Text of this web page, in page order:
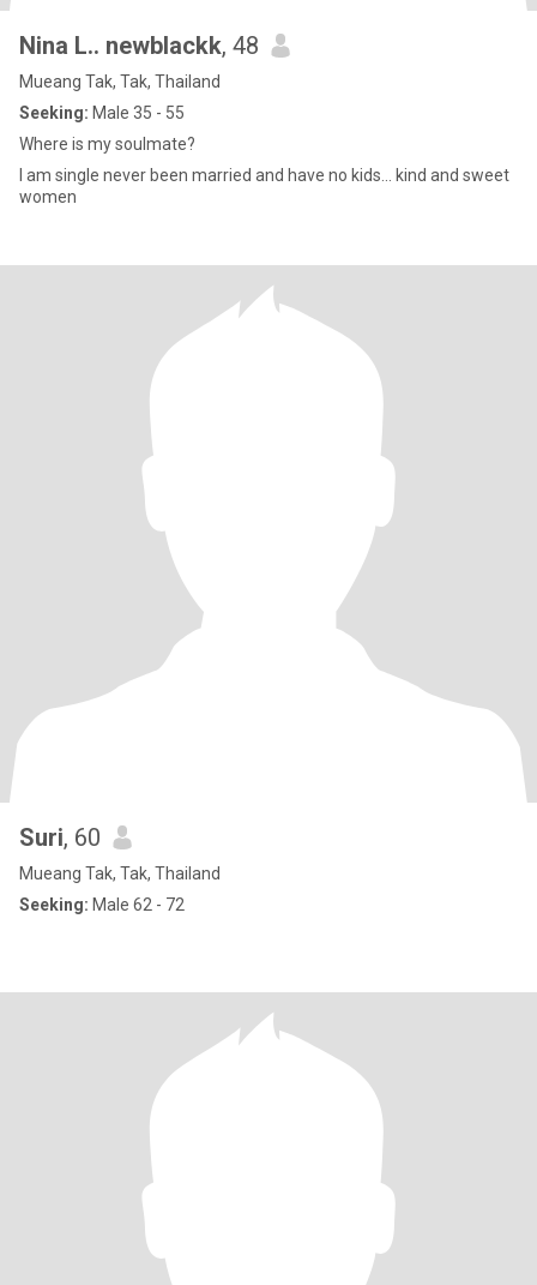
Nina L.. newblackk, 48
Mueang Tak, Tak, Thailand
Seeking: Male 35 - 55
Where is my soulmate?
I am single never been married and have ​no ​kids... kind and sweet
women
Suri, 60
Mueang Tak, Tak, Thailand
Seeking: Male 62 - 72